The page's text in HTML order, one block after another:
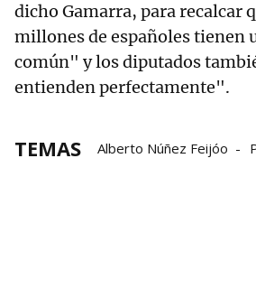
dicho Gamarra, para recalcar
millones de españoles tienen
común" y los diputados
entienden perfectamente".
TEMAS Alberto Núñez Feijóo